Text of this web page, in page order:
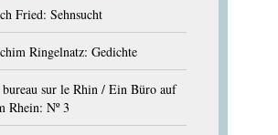
Fried: Sehnsucht
Ringelnatz: Gedichte
sur le Rhin / Ein Büro auf
Rhein: Nº 3